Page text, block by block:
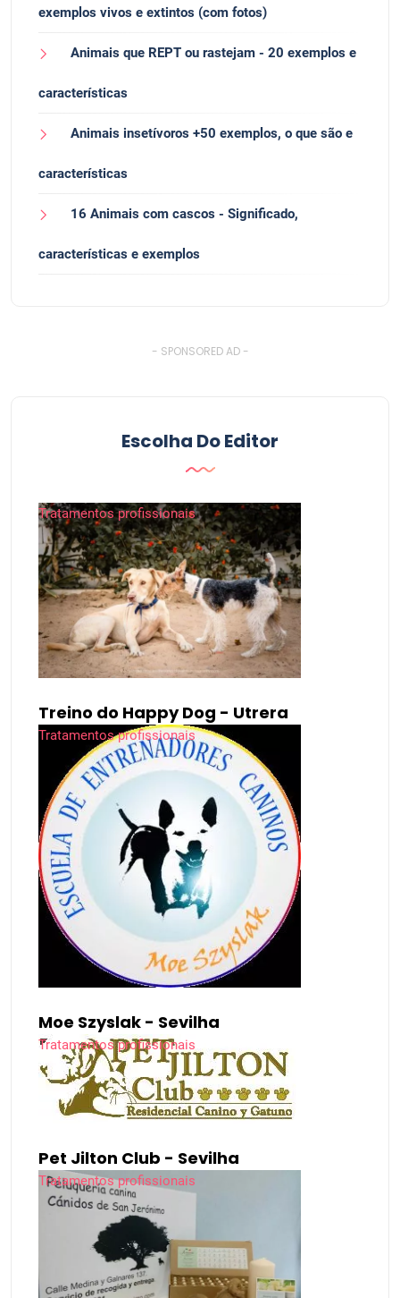
exemplos vivos e extintos (com fotos)
Animais que REPT ou rastejam - 20 exemplos e
características
Animais insetívoros +50 exemplos, o que são e
características
16 Animais com cascos - Significado,
características e exemplos
- SPONSORED AD -
Escolha Do Editor
Tratamentos profissionais
Treino do Happy Dog - Utrera
Tratamentos profissionais
Moe Szyslak - Sevilha
Tratamentos profissionais
Pet Jilton Club - Sevilha
Tratamentos profissionais